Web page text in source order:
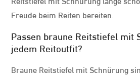
Freude beim Reiten bereiten.
Passen braune Reitstiefel mit
jedem Reitoutfit?
Braune Reitstiefel mit Schnürung